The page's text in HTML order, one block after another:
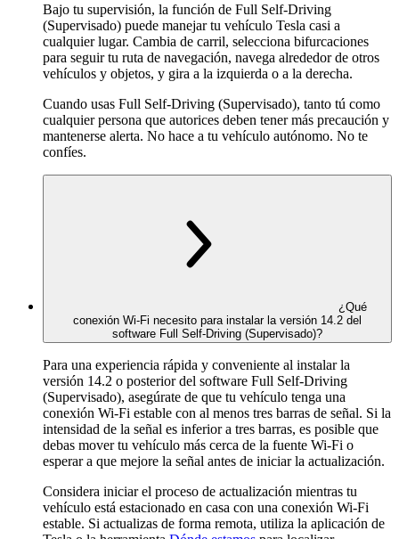
Bajo tu supervisión, la función de Full Self-Driving
(Supervisado) puede manejar tu vehículo Tesla casi a
cualquier lugar. Cambia de carril, selecciona bifurcaciones
para seguir tu ruta de navegación, navega alrededor de otros
vehículos y objetos, y gira a la izquierda o a la derecha.
Cuando usas Full Self-Driving (Supervisado), tanto tú como
cualquier persona que autorices deben tener más precaución y
mantenerse alerta. No hace a tu vehículo autónomo. No te
confíes.
¿Qué
conexión Wi-Fi necesito para instalar la versión 14.2 del
software Full Self-Driving (Supervisado)?
Para una experiencia rápida y conveniente al instalar la
versión 14.2 o posterior del software Full Self-Driving
(Supervisado), asegúrate de que tu vehículo tenga una
conexión Wi-Fi estable con al menos tres barras de señal. Si la
intensidad de la señal es inferior a tres barras, es posible que
debas mover tu vehículo más cerca de la fuente Wi-Fi o
esperar a que mejore la señal antes de iniciar la actualización.
Considera iniciar el proceso de actualización mientras tu
vehículo está estacionado en casa con una conexión Wi-Fi
estable. Si actualizas de forma remota, utiliza la aplicación de